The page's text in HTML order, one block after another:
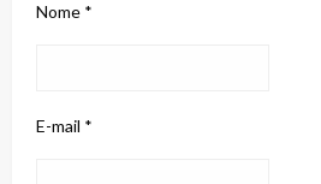
Nome *
E-mail *